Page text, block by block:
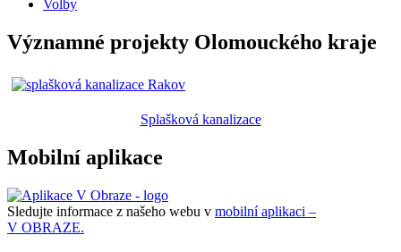
Volby
Významné projekty Olomouckého kraje
Splašková kanalizace
Mobilní aplikace
Sledujte informace z našeho webu v mobilní aplikaci –
V OBRAZE.